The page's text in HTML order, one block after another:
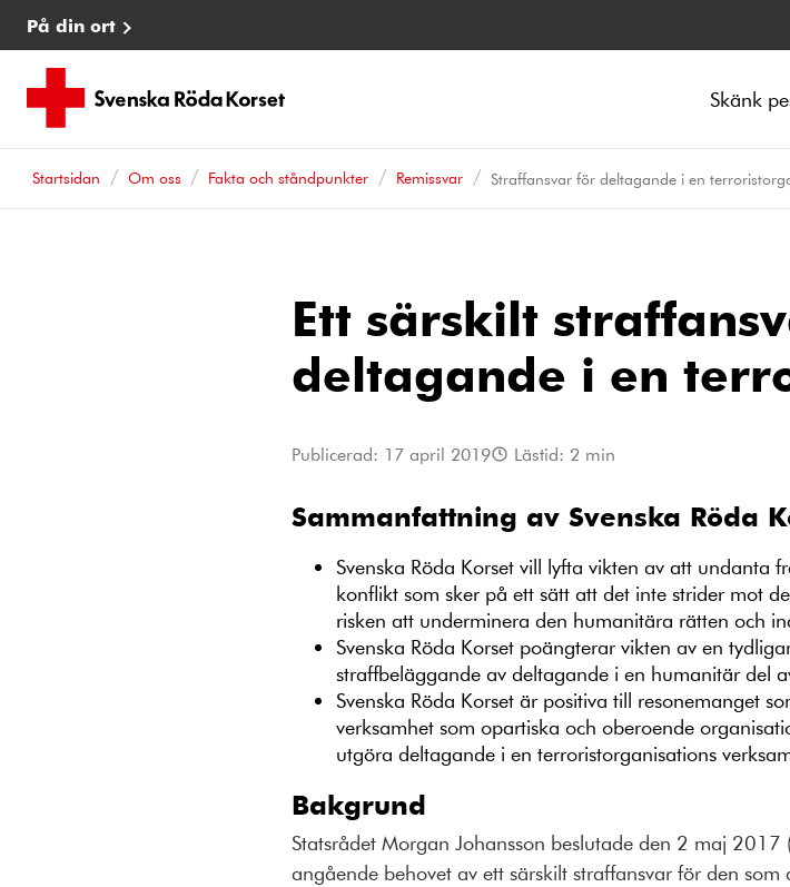
På din ort
Skänk
Startsidan Om oss Fakta och ståndpunkter Remissvar Straffansvar för deltagande i en
Ett särskilt
deltagande i en
Publicerad: 17 april 2019 Lästid: 2 min
Sammanfattning av Svenska Röda
Svenska Röda Korset vill lyfta vikten av att undanta
konflikt som sker på ett sätt att det inte strider mot
risken att underminera den humanitära rätten och
Svenska Röda Korset poängterar vikten av en
straffbeläggande av deltagande i en humanitär del
Svenska Röda Korset är positiva till resonemanget
verksamhet som opartiska och oberoende
utgöra deltagande i en terroristorganisations
Bakgrund
Statsrådet Morgan Johansson beslutade den 2 maj
angående behovet av ett särskilt straffansvar för den